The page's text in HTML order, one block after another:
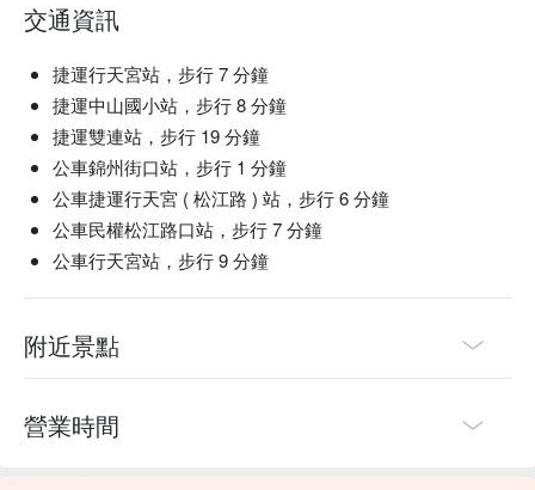
交通資訊
捷運行天宮站，步行 7 分鐘
捷運中山國小站，步行 8 分鐘
捷運雙連站，步行 19 分鐘
公車錦州街口站，步行 1 分鐘
公車捷運行天宮 ( 松江路 ) 站，步行 6 分鐘
公車民權松江路口站，步行 7 分鐘
公車行天宮站，步行 9 分鐘
附近景點
營業時間